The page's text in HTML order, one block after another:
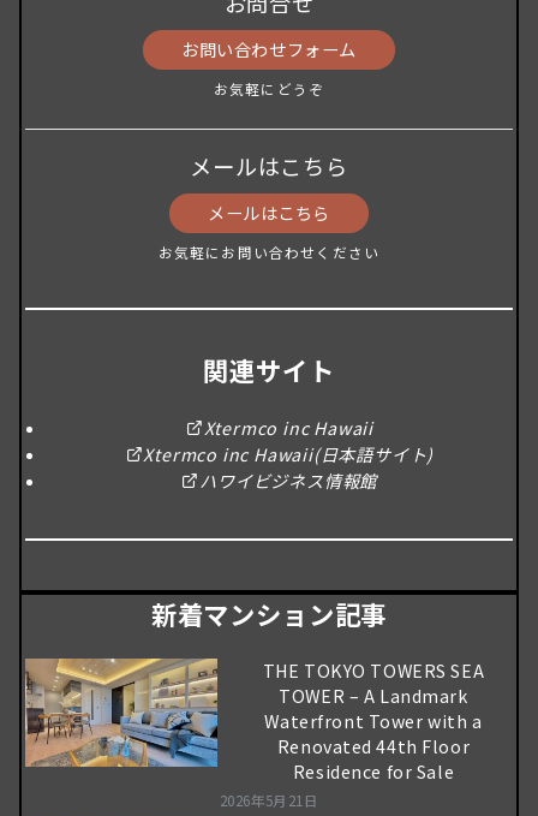
お問い合わせフォーム
お気軽にどうぞ
メールはこちら
メールはこちら
お気軽にお問い合わせください
関連サイト
Xtermco inc Hawaii
Xtermco inc Hawaii(日本語サイト)
ハワイビジネス情報館
新着マンション記事
THE TOKYO TOWERS SEA
TOWER – A Landmark
Waterfront Tower with a
Renovated 44th Floor
Residence for Sale
2026年5月21日